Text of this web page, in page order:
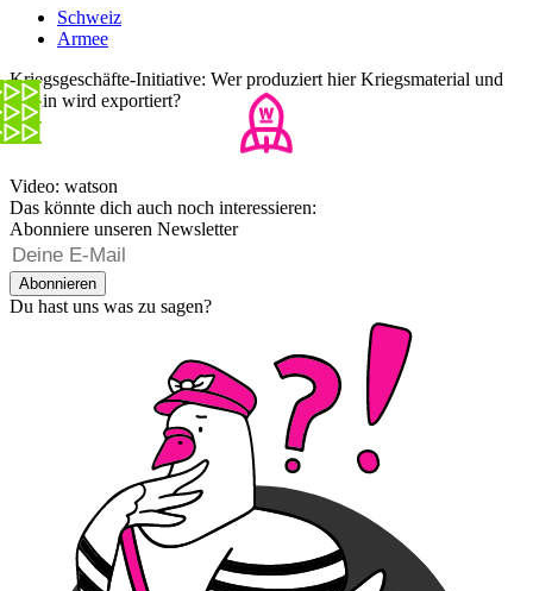
Schweiz
Armee
Kriegsgeschäfte-Initiative: Wer produziert hier Kriegsmaterial und
wohin wird exportiert?
Video: watson
Das könnte dich auch noch interessieren:
Abonniere unseren Newsletter
Abonnieren
Du hast uns was zu sagen?